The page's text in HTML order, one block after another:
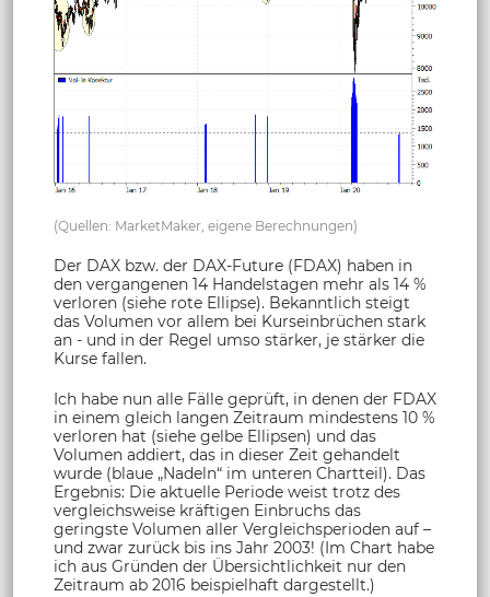
(Quellen: MarketMaker, eigene Berechnungen)
Der DAX bzw. der DAX-Future (FDAX) haben in
den vergangenen 14 Handelstagen mehr als 14 %
verloren (siehe rote Ellipse). Bekanntlich steigt
das Volumen vor allem bei Kurseinbrüchen stark
an - und in der Regel umso stärker, je stärker die
Kurse fallen.
Ich habe nun alle Fälle geprüft, in denen der FDAX
in einem gleich langen Zeitraum mindestens 10 %
verloren hat (siehe gelbe Ellipsen) und das
Volumen addiert, das in dieser Zeit gehandelt
wurde (blaue „Nadeln“ im unteren Chartteil). Das
Ergebnis: Die aktuelle Periode weist trotz des
vergleichsweise kräftigen Einbruchs das
geringste Volumen aller Vergleichsperioden auf –
und zwar zurück bis ins Jahr 2003! (Im Chart habe
ich aus Gründen der Übersichtlichkeit nur den
Zeitraum ab 2016 beispielhaft dargestellt.)